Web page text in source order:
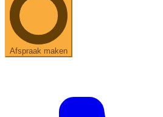
Afspraak maken